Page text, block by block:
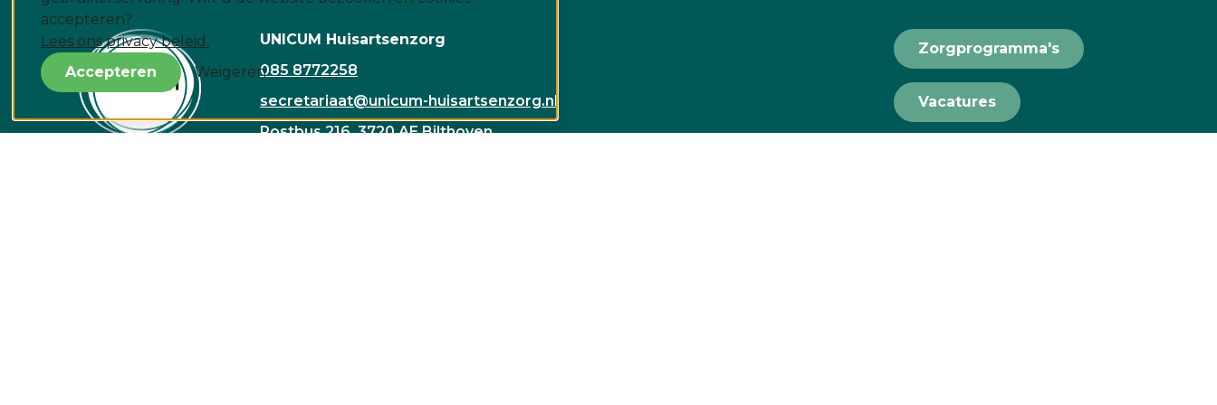
accepteren?
Lees ons privacy beleid.
Accepteren
Weigeren
UNICUM Huisartsenzorg
085 8772258
secretariaat@unicum-huisartsenzorg.nl
Postbus 216, 3720 AE Bilthoven
Zorgprogramma's
Vacatures